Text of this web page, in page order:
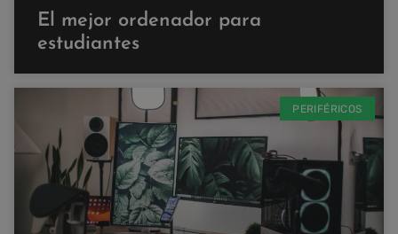
El mejor ordenador para
estudiantes
PERIFÉRICOS